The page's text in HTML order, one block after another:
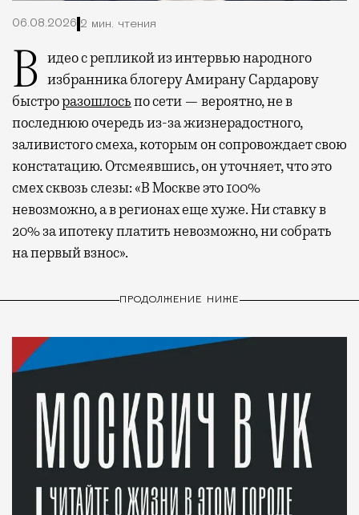
06.08.2026 2 мин. чтения
Видео с репликой из интервью народного избранника блогеру Амирану Сардарову
быстроразошлосьпо сети — вероятно, не в
последнюю очередь из-за жизнерадостного,
заливистого смеха, которым он сопровождает свою
констатацию. Отсмеявшись, он уточняет, что это
смех сквозь слезы: «В Москве это 100%
невозможно, а в регионах еще хуже. Ни ставку в
20% за ипотеку платить невозможно, ни собрать
на первый взнос».
ПРОДОЛЖЕНИЕ НИЖЕ